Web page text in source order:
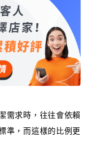
需求時，往往會依賴
準，而這樣的比例更